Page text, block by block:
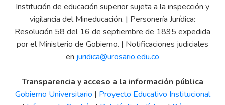
Institución de educación superior sujeta a la inspección y
vigilancia del Mineducación. | Personería Jurídica:
Resolución 58 del 16 de septiembre de 1895 expedida
por el Ministerio de Gobierno. | Notificaciones judiciales
en juridica@urosario.edu.co
Transparencia y acceso a la información pública
Gobierno Universitario | Proyecto Educativo Institucional